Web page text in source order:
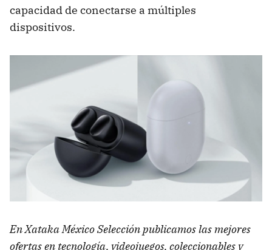
capacidad de conectarse a múltiples
dispositivos.
En Xataka México Selección publicamos las mejores
ofertas en tecnología, videojuegos, coleccionables y